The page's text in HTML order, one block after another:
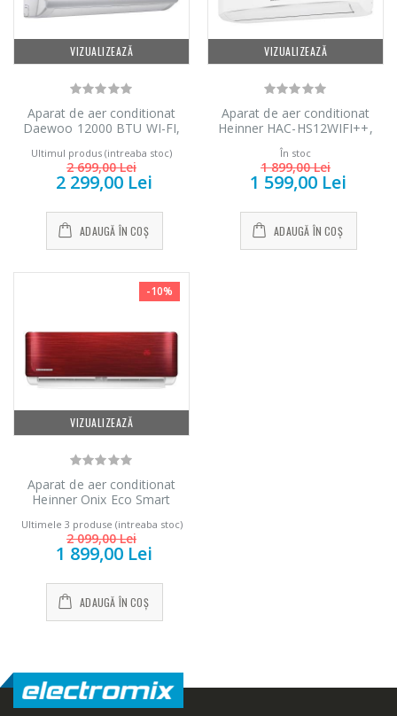
VIZUALIZEAZĂ
Aparat de aer conditionat
Daewoo 12000 BTU WI-FI,
instalare inclus (3m), filtre cu
ioni de argint, functie iFeel,
Eco Mode, DAC-12CHSDW,
Ultimul produs (intreaba stoc)
2 699,00 Lei
2 299,00 Lei
ADAUGĂ ÎN COȘ
VIZUALIZEAZĂ
Aparat de aer conditionat
Heinner HAC-HS12WIFI++,
12000 BTU, Inverter, Wi-Fi,
Clasa A++
În stoc
1 899,00 Lei
1 599,00 Lei
ADAUGĂ ÎN COȘ
VIZUALIZEAZĂ
-10%
Aparat de aer conditionat
Heinner Onix Eco Smart
Clasa A++, Functie incalzire,
Functie ECO, Follow me, R32,
HAC-CO12WFN-RD, Rosu
Ultimele 3 produse (intreaba stoc)
2 099,00 Lei
1 899,00 Lei
ADAUGĂ ÎN COȘ